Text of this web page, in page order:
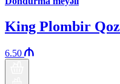
King Plombir
6.50